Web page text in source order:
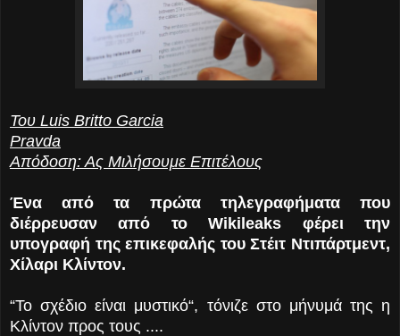
Του Luis Britto Garcia
Pravda
Απόδοση: Ας Μιλήσουμε Επιτέλους
Ένα από τα πρώτα τηλεγραφήματα που
διέρρευσαν από το Wikileaks φέρει την
υπογραφή της επικεφαλής του Στέιτ Ντιπάρτμεντ,
Χίλαρι Κλίντον.
“Το σχέδιο είναι μυστικό“, τόνιζε στο μήνυμά της η
Κλίντον προς τους ....